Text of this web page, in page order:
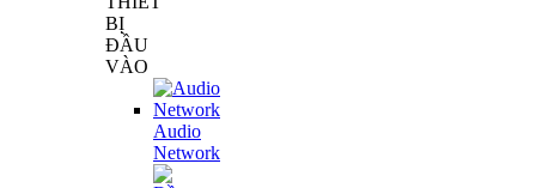
BỊ
ĐẦU
VÀO
Audio
Network